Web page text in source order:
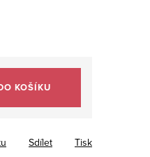
KOŠÍKU
Tisk
Sdílet